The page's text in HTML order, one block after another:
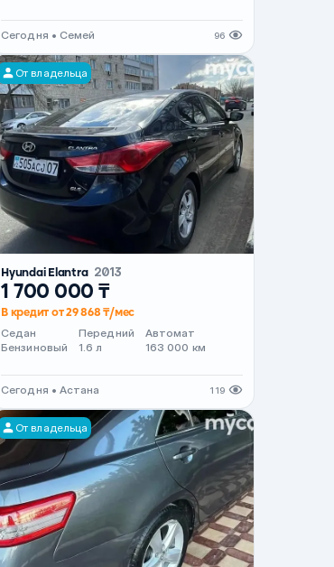
Сегодня • Семей 96
От владельца
Hyundai Elantra 2013
1 700 000 ₸
В кредит от 29 868 ₸/мес
Седан
Бензиновый
Передний
1.6 л
Автомат
163 000 км
Сегодня • Астана 119
От владельца